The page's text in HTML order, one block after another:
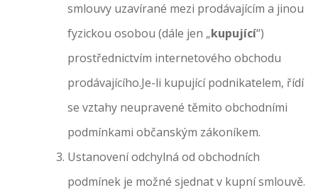
smlouvy uzavírané mezi prodávajícím a jinou
fyzickou osobou (dále jen „kupující“)
prostřednictvím internetového obchodu
prodávajícího.Je-li kupující podnikatelem, řídí
se vztahy neupravené těmito obchodními
podmínkami občanským zákoníkem.
Ustanovení odchylná od obchodních
podmínek je možné sjednat v kupní smlouvě.